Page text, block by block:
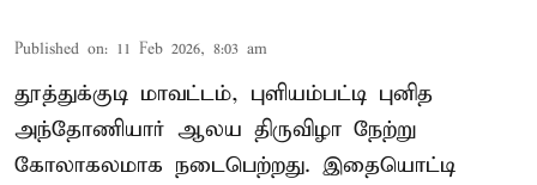
Published on: 11 Feb 2026, 8:03 am
தூத்துக்குடி மாவட்டம், புளியம்பட்டி புனித
அந்தோணியார் ஆலய திருவிழா நேற்று
கோலாகலமாக நடைபெற்றது. இதையொட்டி